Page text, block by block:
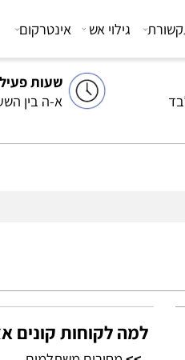
שעות
א-ה בין השעות 9:00
גילוי אש אינטרקום
למה לקוחות קונים